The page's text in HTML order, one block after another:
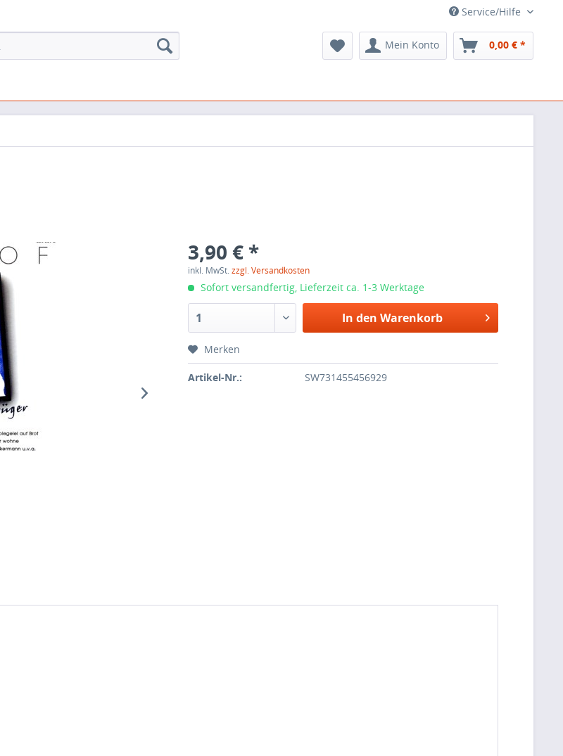
Service/Hilfe
Mein Konto 0,00 € *
3,90 € *
inkl. MwSt.zzgl. Versandkosten
Sofort versandfertig, Lieferzeit ca. 1-3 Werktage
In den Warenkorb
Merken
Artikel-Nr.: SW731455456929